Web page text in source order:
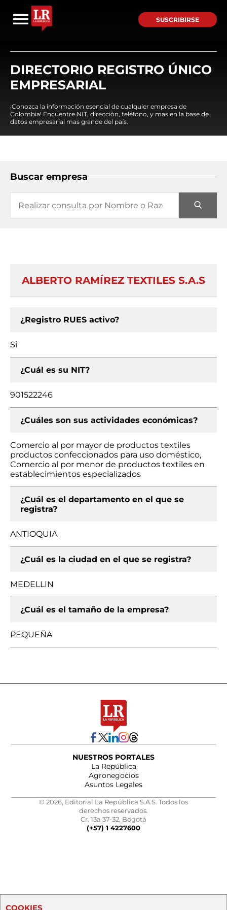
SUSCRIBIRSE
DIRECTORIO REGISTRO ÚNICO
EMPRESARIAL
¡Conozca la información esencial de cualquier empresa de
Colombia! Encuentre NIT, dirección, teléfono, y mas en la base de
datos empresarial mas grande del país.
Buscar empresa
ALBERTO RAMÍREZ TEXTILES S.A.S
¿Registro RUES activo?
Si
¿Cuál es su NIT?
901522246
¿Cuáles son sus actividades económicas?
Comercio al por mayor de productos textiles
productos confeccionados para uso doméstico,
Comercio al por menor de productos textiles en
establecimientos especializados
¿Cuál es el departamento en el que se
registra?
ANTIOQUIA
¿Cuál es la ciudad en el que se registra?
MEDELLIN
¿Cuál es el tamaño de la empresa?
PEQUEÑA
NUESTROS PORTALES
La República
Agronegocios
Asuntos Legales
© 2026, Editorial La República S.A.S. Todos los
derechos reservados.
Cr. 13a 37-32, Bogotá
(+57) 1 4227600
COOKIES